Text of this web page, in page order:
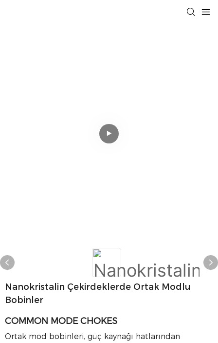
Nanokristalin Çekirdeklerde Ortak Modlu
Bobinler
COMMON MODE CHOKES
Ortak mod bobinleri, güç kaynağı hatlarından